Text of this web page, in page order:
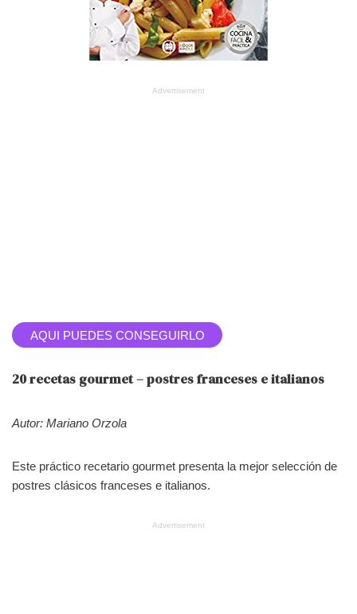
Advertisement
AQUI PUEDES CONSEGUIRLO
20 recetas gourmet – postres franceses e italianos
Autor: Mariano Orzola
Este práctico recetario gourmet presenta la mejor selección de
postres clásicos franceses e italianos.
Advertisement